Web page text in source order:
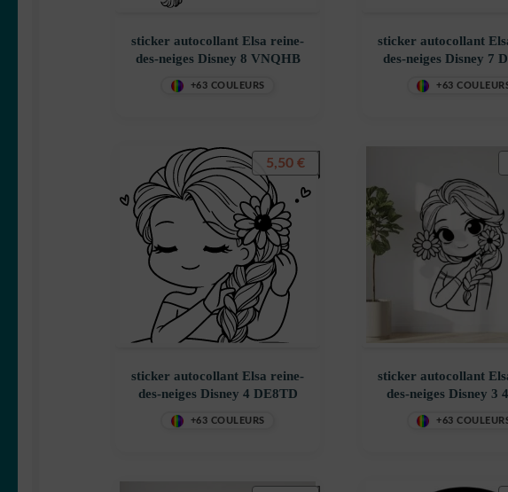
sticker autocollant Elsa reine-
des-neiges Disney 8 VNQHB
+63 COULEURS
sticker autocollant
des-neiges Disney 7
+63
sticker autocollant Elsa reine-
des-neiges Disney 4 DE8TD
+63 COULEURS
5,50€
sticker autocollant
des-neiges Disney 3
+63